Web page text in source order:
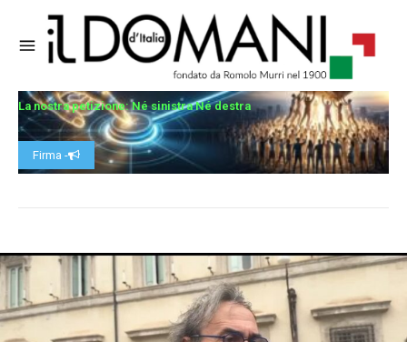
La nostra petizione: Né sinistra Né destra
Firma -